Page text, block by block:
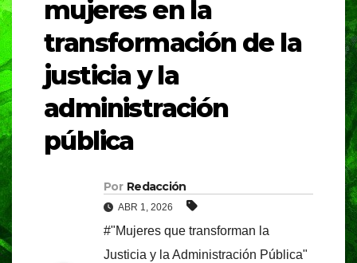
mujeres en la
transformación de la
justicia y la
administración
pública
Por Redacción
ABR 1, 2026
#"Mujeres que transforman la
Justicia y la Administración Pública"